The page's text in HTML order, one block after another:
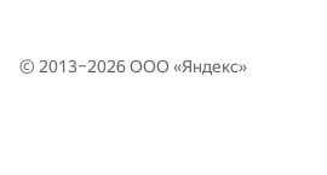
© 2013–2026 ООО «Яндекс»